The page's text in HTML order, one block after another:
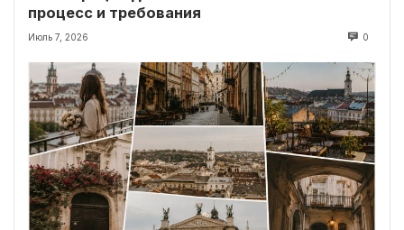
процесс и требования
Июль 7, 2026 0